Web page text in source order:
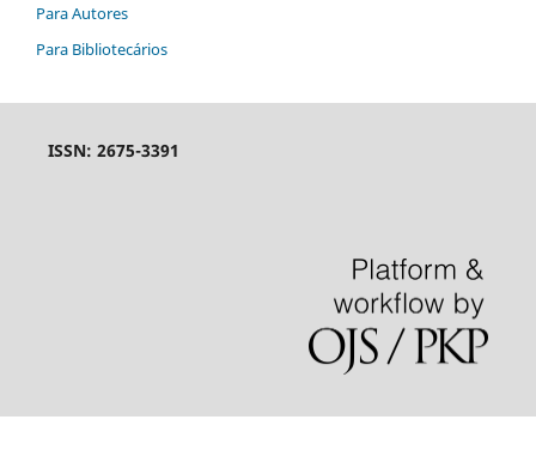
Para Autores
Para Bibliotecários
ISSN: 2675-3391